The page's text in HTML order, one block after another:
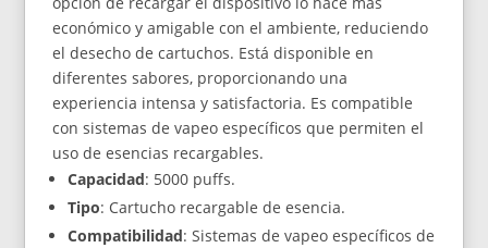
económico y amigable con el ambiente, reduciendo
el desecho de cartuchos. Está disponible en
diferentes sabores, proporcionando una
experiencia intensa y satisfactoria. Es compatible
con sistemas de vapeo específicos que permiten el
uso de esencias recargables.
Capacidad: 5000 puffs.
Tipo: Cartucho recargable de esencia.
Compatibilidad: Sistemas de vapeo específicos de